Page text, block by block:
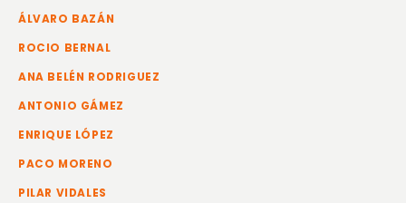
ÁLVARO BAZÁN
ROCIO BERNAL
ANA BELÉN RODRIGUEZ
ANTONIO GÁMEZ
ENRIQUE LÓPEZ
PACO MORENO
PILAR VIDALES